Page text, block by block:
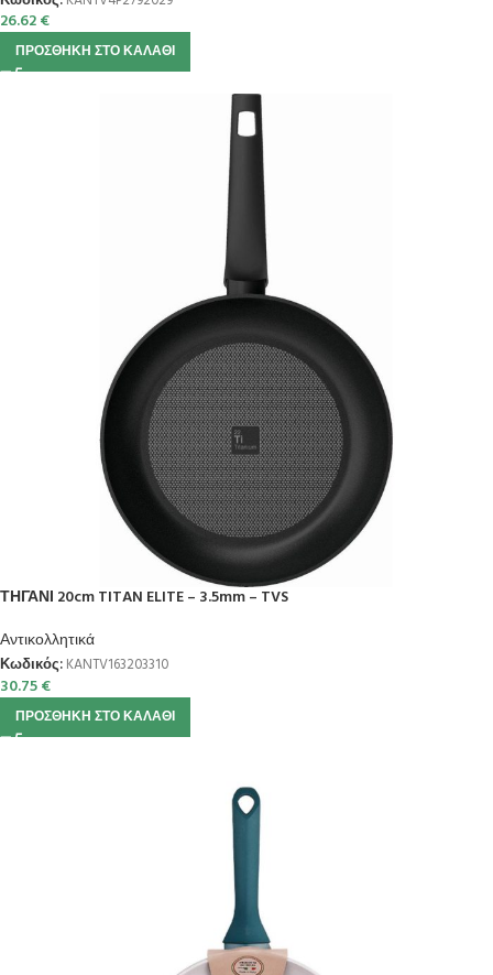
26.62€
ΠΡΟΣΘΉΚΗ ΣΤΟ ΚΑΛΆΘΙ
ΤΗΓΑΝΙ 20cm TITAN ELITE – 3.5mm – TVS
Αντικολλητικά
Κωδικός: KANTV163203310
30.75€
ΠΡΟΣΘΉΚΗ ΣΤΟ ΚΑΛΆΘΙ